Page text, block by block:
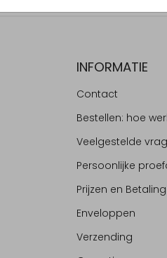
INFORMATIE
Contact
Bestellen: hoe
Veelgestelde
Persoonlijke
Prijzen en Betaling
Enveloppen
Verzending